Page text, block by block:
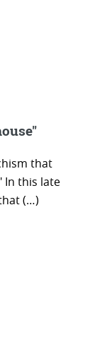
that
In this late
(…)